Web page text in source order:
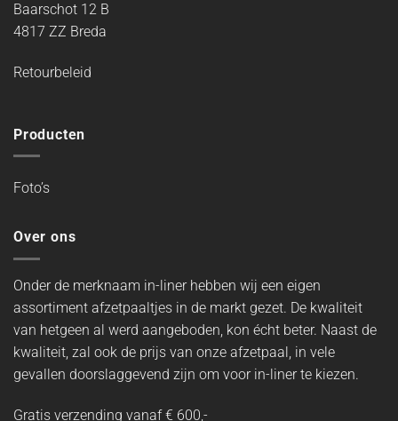
Baarschot 12 B
4817 ZZ Breda
Retourbeleid
Producten
Foto’s
Over ons
Onder de merknaam in-liner hebben wij een eigen
assortiment afzetpaaltjes in de markt gezet. De kwaliteit
van hetgeen al werd aangeboden, kon écht beter. Naast de
kwaliteit, zal ook de prijs van onze afzetpaal, in vele
gevallen doorslaggevend zijn om voor in-liner te kiezen.
Gratis verzending vanaf € 600,-